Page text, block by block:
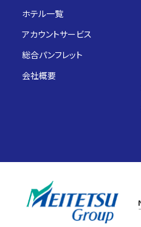
ホテル一覧
アカウントサービス
総合パンフレット
会社概要